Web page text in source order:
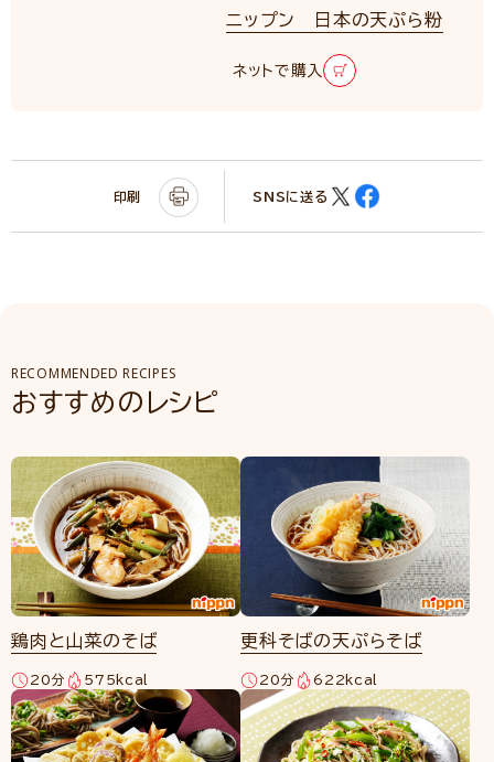
ニップン 日本の天ぷら粉
ネットで購入
印刷 SNSに送る
RECOMMENDED RECIPES
おすすめのレシピ
鶏肉と山菜のそば
20分 575kcal
更科そばの天ぷらそば
20分 622kcal